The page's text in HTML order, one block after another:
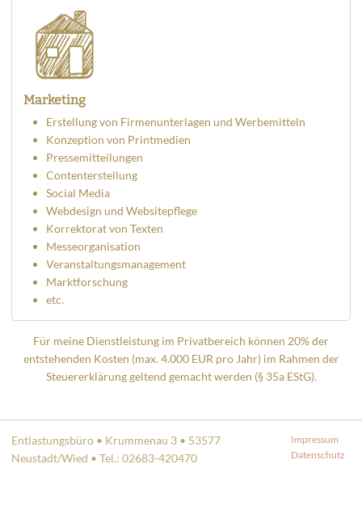
Marketing
Erstellung von Firmenunterlagen und Werbemitteln
Konzeption von Printmedien
Pressemitteilungen
Contenterstellung
Social Media
Webdesign und Websitepflege
Korrektorat von Texten
Messeorganisation
Veranstaltungsmanagement
Marktforschung
etc.
Für meine Dienstleistung im Privatbereich können 20% der
entstehenden Kosten (max. 4.000 EUR pro Jahr) im Rahmen der
Steuererklärung geltend gemacht werden (§ 35a EStG).
Entlastungsbüro • Krummenau 3 • 53577
Neustadt/Wied • Tel.: 02683-420470
Impressum
Datenschutz